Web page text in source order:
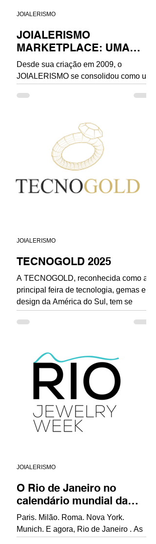
JOIALERISMO
MARKETPLACE: UMA
PLATAFORMA PARA A
NOVA JOALHERIA
BRASILEIRA
Desde sua criação em 2009, o
JOIALERISMO se consolidou como um
valorização da joalheria autoral e...
JOIALERISMO
TECNOGOLD 2025
A TECNOGOLD, reconhecida como a
principal feira de tecnologia, gemas e
design da América do Sul, tem se
consolidado como o epicentro das...
JOIALERISMO
O Rio de Janeiro no
calendário mundial da
joalheria
Paris. Milão. Roma. Nova York.
Munich. E agora, Rio de Janeiro . As
JOIALERISMO